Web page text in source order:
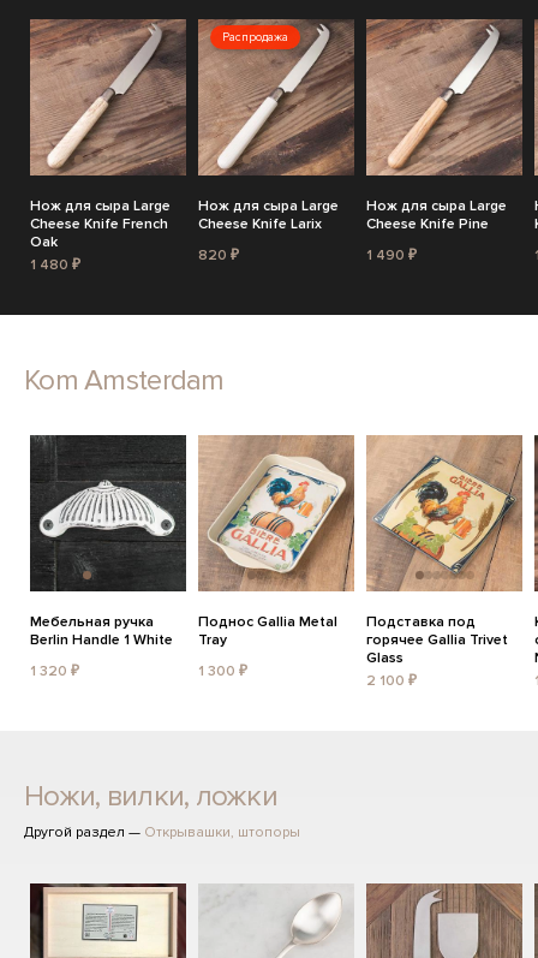
Нож для сыра Large
Cheese Knife French
Oak
1 480 ₽
Распродажа
Нож для сыра Large
Cheese Knife Larix
820 ₽
Нож для сыра Large
Cheese Knife Pine
1 490 ₽
Kom Amsterdam
Мебельная ручка
Berlin Handle 1 White
1 320 ₽
Поднос Gallia Metal
Tray
1 300 ₽
Подставка под
горячее Gallia Trivet
Glass
2 100 ₽
Ножи, вилки, ложки
Другой раздел — Открывашки, штопоры